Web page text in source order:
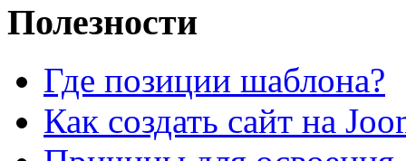
Полезности
Где позиции шаблона?
Как создать сайт на